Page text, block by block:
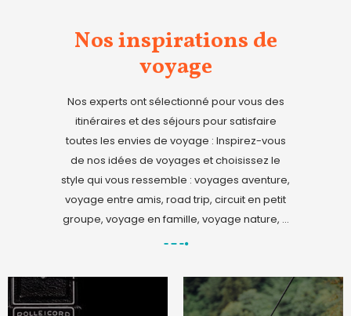
Nos inspirations de
voyage
Nos experts ont sélectionné pour vous des
itinéraires et des séjours pour satisfaire
toutes les envies de voyage : Inspirez-vous
de nos idées de voyages et choisissez le
style qui vous ressemble : voyages aventure,
voyage entre amis, road trip, circuit en petit
groupe, voyage en famille, voyage nature, ...